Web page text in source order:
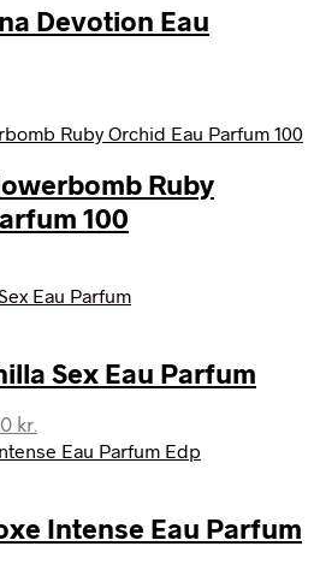
Devotion Eau
Ruby
100
Sex Eau Parfum
kr..
kr.
aktuelle
1.495,00 kr..
Intense Eau Parfum